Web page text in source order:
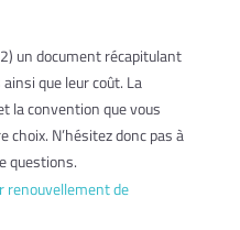
un document récapitulant
que leur coût. La
la convention que vous
N’hésitez donc pas à
questions.
renouvellement de